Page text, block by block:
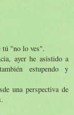
tú "no lo ves".
ayer he asistido a
estupendo y
una perspectiva de